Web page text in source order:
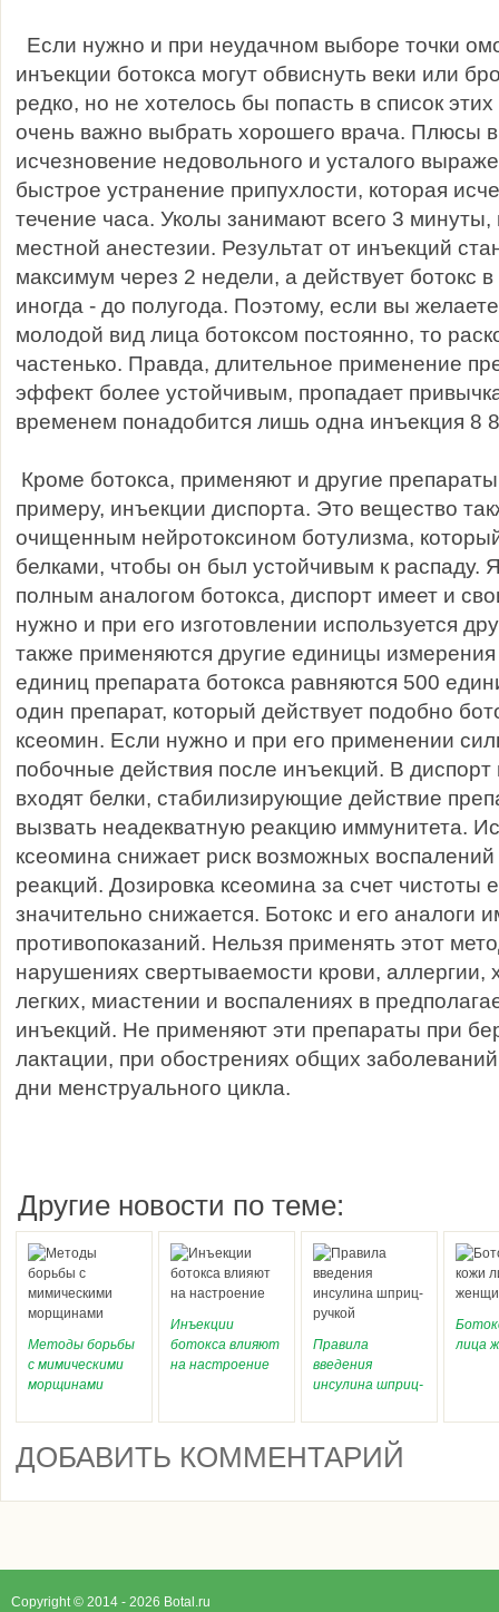
Если нужно и при неудачном выборе точки
инъекции ботокса могут обвиснуть веки или
редко, но не хотелось бы попасть в список
очень важно выбрать хорошего врача. Плюсы
исчезновение недовольного и усталого
быстрое устранение припухлости, которая
течение часа. Уколы занимают всего 3 минуты,
местной анестезии. Результат от инъекций
максимум через 2 недели, а действует ботокс
иногда - до полугода. Поэтому, если вы
молодой вид лица ботоксом постоянно, то
частенько. Правда, длительное применение
эффект более устойчивым, пропадает
временем понадобится лишь одна инъекция 8
Кроме ботокса, применяют и другие препараты
примеру, инъекции диспорта. Это вещество
очищенным нейротоксином ботулизма,
белками, чтобы он был устойчивым к распаду.
полным аналогом ботокса, диспорт имеет и
нужно и при его изготовлении используется
также применяются другие единицы
единиц препарата ботокса равняются 500
один препарат, который действует подобно
ксеомин. Если нужно и при его применении
побочные действия после инъекций. В диспорт
входят белки, стабилизирующие действие
вызвать неадекватную реакцию иммунитета.
ксеомина снижает риск возможных
реакций. Дозировка ксеомина за счет чистоты
значительно снижается. Ботокс и его аналоги
противопоказаний. Нельзя применять этот
нарушениях свертываемости крови, аллергии,
легких, миастении и воспалениях в
инъекций. Не применяют эти препараты при
лактации, при обострениях общих
дни менструального цикла.
Другие новости по теме:
Методы борьбы
с мимическими
морщинами
Инъекции
ботокса влияют
на настроение
Правила
введения
инсулина шприц-
лица
ДОБАВИТЬ КОММЕНТАРИЙ
Copyright © 2014 - 2026 Botal.ru